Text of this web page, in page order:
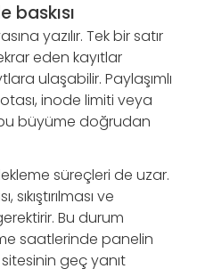
baskısı
yazılır. Tek bir satır
eden kayıtlar
ulaşabilir. Paylaşımlı
inode limiti veya
bu büyüme doğrudan
süreçleri de uzar.
ve
Bu durum
saatlerinde panelin
geç yanıt